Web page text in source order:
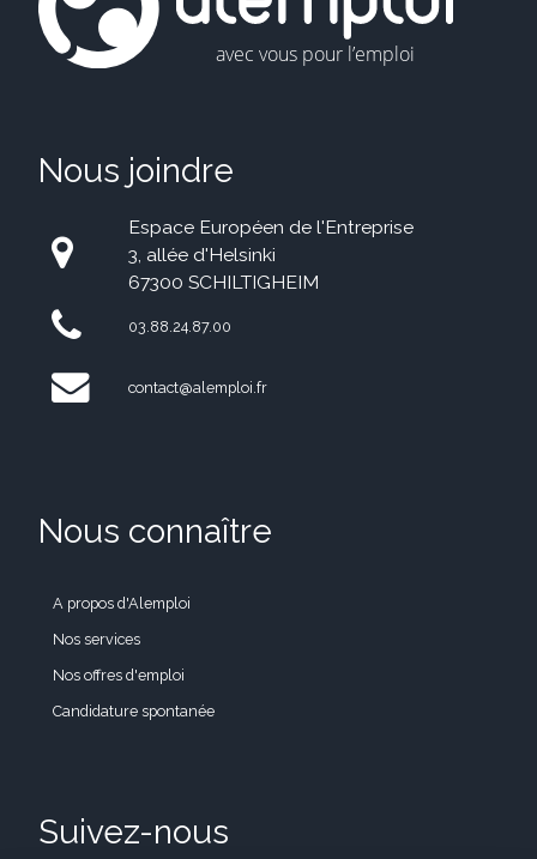
Nous joindre
Espace Européen de l'Entreprise
3, allée d'Helsinki
67300 SCHILTIGHEIM
03.88.24.87.00
contact@alemploi.fr
Nous connaître
A propos d'Alemploi
Nos services
Nos offres d'emploi
Candidature spontanée
Suivez-nous